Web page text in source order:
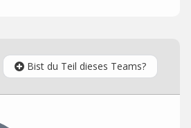
Bist du Teil dieses Teams?